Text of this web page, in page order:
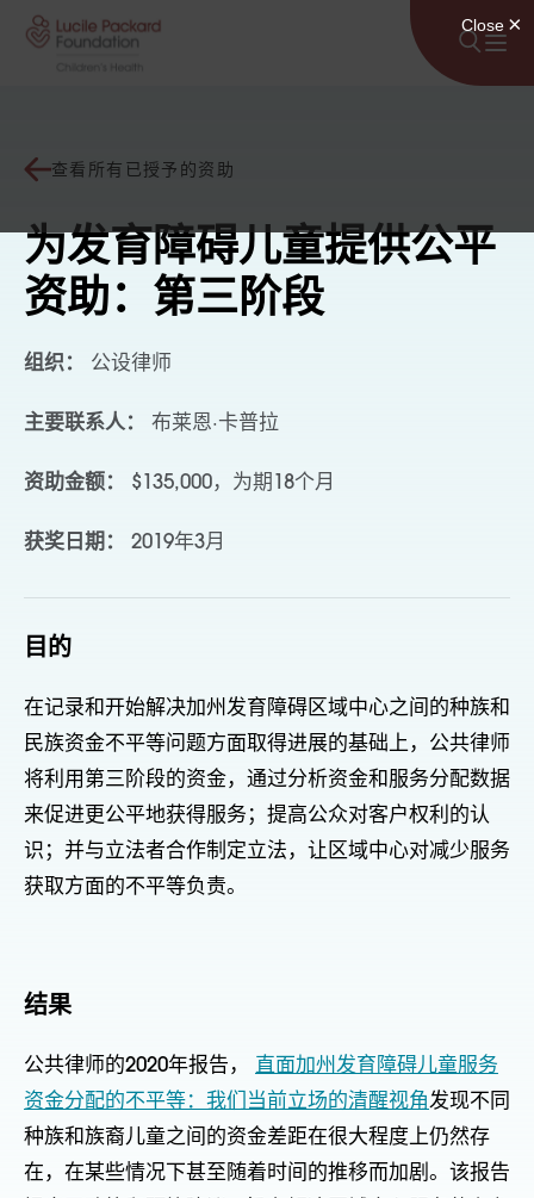
跳至内容
查看所有已授予的资助
为发育障碍儿童提供公平
资助：第三阶段
组织： 公设律师
主要联系人： 布莱恩·卡普拉
资助金额： $135,000，为期18个月
获奖日期： 2019年3月
目的
在记录和开始解决加州发育障碍区域中心之间的种族和
民族资金不平等问题方面取得进展的基础上，公共律师
将利用第三阶段的资金，通过分析资金和服务分配数据
来促进更公平地获得服务；提高公众对客户权利的认
识；并与立法者合作制定立法，让区域中心对减少服务
获取方面的不平等负责。
结果
公共律师的2020年报告， 直面加州发育障碍儿童服务
资金分配的不平等：我们当前立场的清醒视角发现不同
种族和族裔儿童之间的资金差距在很大程度上仍然存
在，在某些情况下甚至随着时间的推移而加剧。该报告